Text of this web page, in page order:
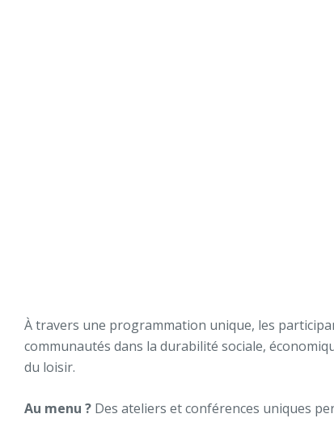
À travers une programmation unique, les
communautés dans la durabilité sociale,
du loisir.
Au menu ? Des ateliers et conférences uniques